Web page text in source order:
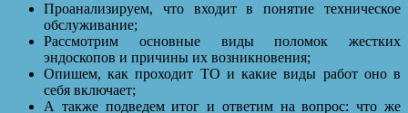
Проанализируем, что входит в понятие техническое
обслуживание;
Рассмотрим основные виды поломок жестких
эндоскопов и причины их возникновения;
Опишем, как проходит ТО и какие виды работ оно в
себя включает;
А также подведем итог и ответим на вопрос: что же